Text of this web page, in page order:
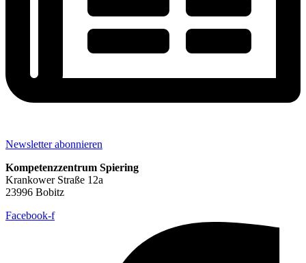
Newsletter abonnieren
Kompetenzzentrum Spiering
Krankower Straße 12a
23996 Bobitz
Facebook-f